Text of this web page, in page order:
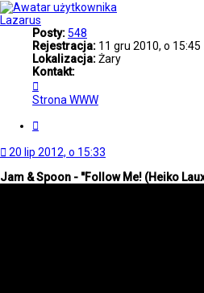
Lazarus
Posty:548
Rejestracja: 11 gru 2010, o 15:45
Lokalizacja:Żary
Kontakt:
się
z
Strona WWW
20 lip 2012, o 15:33
Jam & Spoon - ''Follow Me! (Heiko